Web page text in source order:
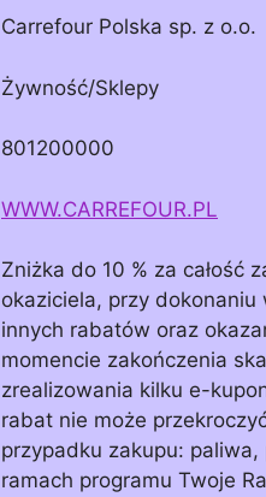
Carrefour Polska sp. z o.o.
Żywność/Sklepy
801200000
WWW.CARREFOUR.PL
Zniżka do 10 % za całość
okaziciela, przy
innych rabatów oraz
momencie zakończenia
zrealizowania kilku e-
rabat nie może
przypadku zakupu:
ramach programu Twoje